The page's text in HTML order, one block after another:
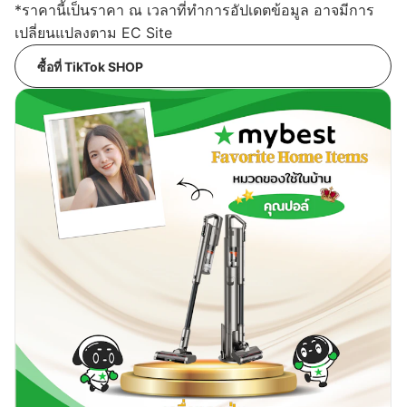
*ราคานี้เป็นราคา ณ เวลาที่ทำการอัปเดตข้อมูล อาจมีการ
เปลี่ยนแปลงตาม EC Site
ซื้อที่ TikTok SHOP